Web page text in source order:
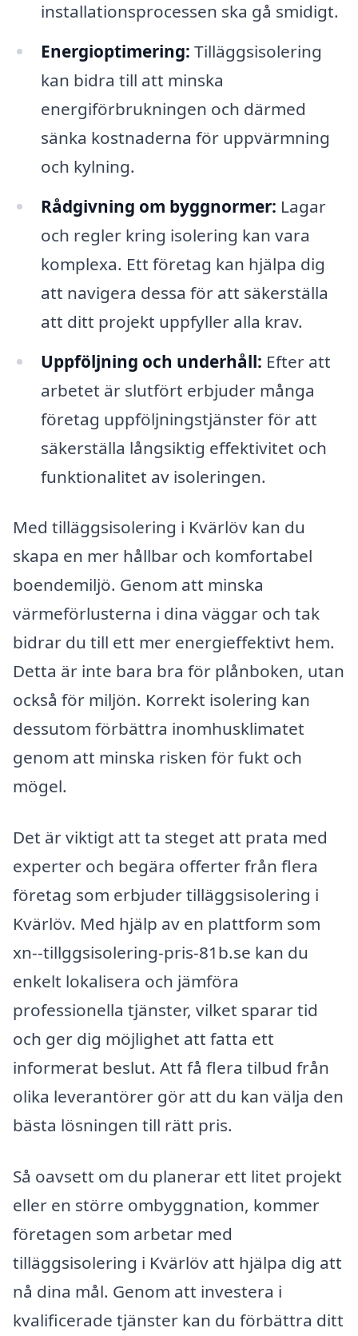
installationsprocessen ska gå smidigt.
Energioptimering: Tilläggsisolering
kan bidra till att minska
energiförbrukningen och därmed
sänka kostnaderna för uppvärmning
och kylning.
Rådgivning om byggnormer: Lagar
och regler kring isolering kan vara
komplexa. Ett företag kan hjälpa dig
att navigera dessa för att säkerställa
att ditt projekt uppfyller alla krav.
Uppföljning och underhåll: Efter att
arbetet är slutfört erbjuder många
företag uppföljningstjänster för att
säkerställa långsiktig effektivitet och
funktionalitet av isoleringen.
Med tilläggsisolering i Kvärlöv kan du
skapa en mer hållbar och komfortabel
boendemiljö. Genom att minska
värmeförlusterna i dina väggar och tak
bidrar du till ett mer energieffektivt hem.
Detta är inte bara bra för plånboken, utan
också för miljön. Korrekt isolering kan
dessutom förbättra inomhusklimatet
genom att minska risken för fukt och
mögel.
Det är viktigt att ta steget att prata med
experter och begära offerter från flera
företag som erbjuder tilläggsisolering i
Kvärlöv. Med hjälp av en plattform som
xn--tillggsisolering-pris-81b.se kan du
enkelt lokalisera och jämföra
professionella tjänster, vilket sparar tid
och ger dig möjlighet att fatta ett
informerat beslut. Att få flera tilbud från
olika leverantörer gör att du kan välja den
bästa lösningen till rätt pris.
Så oavsett om du planerar ett litet projekt
eller en större ombyggnation, kommer
företagen som arbetar med
tilläggsisolering i Kvärlöv att hjälpa dig att
nå dina mål. Genom att investera i
kvalificerade tjänster kan du förbättra ditt